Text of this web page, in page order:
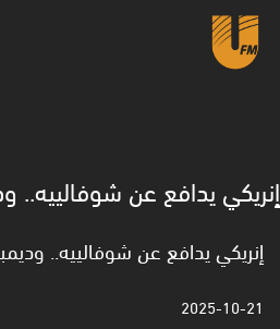
إنريكي يدافع عن شوفالييه..
إنريكي يدافع عن شوفالييه..
2025-10-21